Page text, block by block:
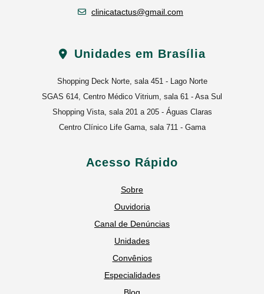
clinicatactus@gmail.com
Unidades em Brasília
Shopping Deck Norte, sala 451 - Lago Norte
SGAS 614, Centro Médico Vitrium, sala 61 - Asa Sul
Shopping Vista, sala 201 a 205 - Águas Claras
Centro Clínico Life Gama, sala 711 - Gama
Acesso Rápido
Sobre
Ouvidoria
Canal de Denúncias
Unidades
Convênios
Especialidades